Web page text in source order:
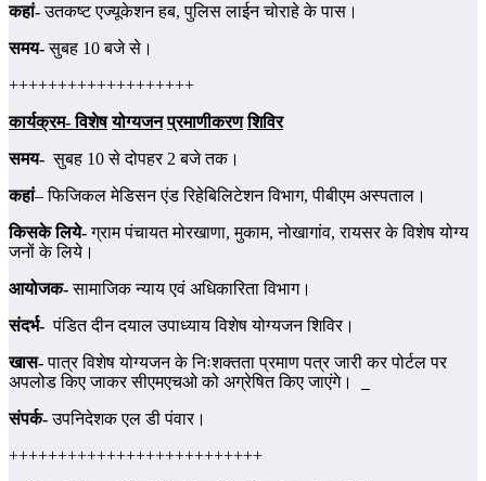
कहां-उतकष्‍ट एज्‍यूकेशन हब, पुलिस लाईन चोराहे के पास।
समय-सुबह 10 बजे से।
+++++++++++++++++++
कार्यक्रम-विशेष योग्यजन प्रमाणीकरण शिविर
समय- सुबह 10 से दोपहर 2 बजे तक।
कहां– फिजिकल मेडिसन एंड रिहेबिलिटेशन विभाग, पीबीएम अस्पताल।
किसके लिये-ग्राम पंचायत मोरखाणा, मुकाम, नोखागांव, रायसर के विशेष योग्‍य
जनों के लिये।
आयोजक-सामाजिक न्याय एवं अधिकारिता विभाग।
संदर्भ- पंडित दीन दयाल उपाध्याय विशेष योग्यजन शिविर।
खास-पात्र विशेष योग्यजन के निःशक्तता प्रमाण पत्र जारी कर पोर्टल पर
अपलोड किए जाकर सीएमएचओ को अग्रेषित किए जाएंगे।
संपर्क-उपनिदेशक एल डी पंवार।
++++++++++++++++++++++++++